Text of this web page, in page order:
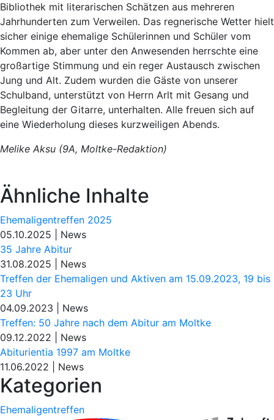
Bibliothek mit literarischen Schätzen aus mehreren
Jahrhunderten zum Verweilen. Das regnerische Wetter hielt
sicher einige ehemalige Schülerinnen und Schüler vom
Kommen ab, aber unter den Anwesenden herrschte eine
großartige Stimmung und ein reger Austausch zwischen
Jung und Alt. Zudem wurden die Gäste von unserer
Schulband, unterstützt von Herrn Arlt mit Gesang und
Begleitung der Gitarre, unterhalten. Alle freuen sich auf
eine Wiederholung dieses kurzweiligen Abends.
Melike Aksu (9A, Moltke-Redaktion)
Ähnliche Inhalte
Ehemaligentreffen 2025
05.10.2025
News
35 Jahre Abitur
31.08.2025
News
Treffen der Ehemaligen und Aktiven am 15.09.2023, 19 bis
23 Uhr
04.09.2023
News
Treffen: 50 Jahre nach dem Abitur am Moltke
09.12.2022
News
Abiturientia 1997 am Moltke
11.06.2022
News
Kategorien
Ehemaligentreffen